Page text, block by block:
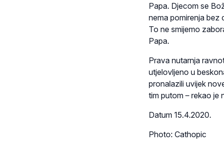
Papa. Djecom se
nema pomirenja bez
To ne smijemo
Papa.
Prava nutarnja
utjelovljeno u
pronalazili uvijek
tim putom – rekao je
Datum 15.4.2020.
Photo: Cathopic